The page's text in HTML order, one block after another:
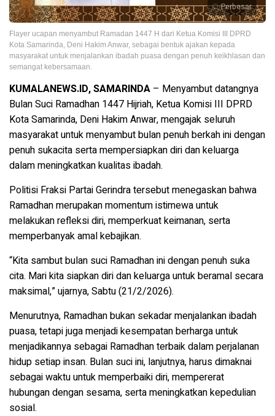
Perbesar
Flayer ucapan menyambut Ramadan 1447 H dari Ketua Komisi III DPRD
Kota Samarinda, Deni Hakim Anwar, sebagai bentuk ajakan kepada
masyarakat untuk menjalankan ibadah puasa dengan penuh keikhlasan dan
semangat kebersamaan.
KUMALANEWS.ID, SAMARINDA – Menyambut datangnya
Bulan Suci Ramadhan 1447 Hijriah, Ketua Komisi III DPRD
Kota Samarinda, Deni Hakim Anwar, mengajak seluruh
masyarakat untuk menyambut bulan penuh berkah ini dengan
penuh sukacita serta mempersiapkan diri dan keluarga
dalam meningkatkan kualitas ibadah.
Politisi Fraksi Partai Gerindra tersebut menegaskan bahwa
Ramadhan merupakan momentum istimewa untuk
melakukan refleksi diri, memperkuat keimanan, serta
memperbanyak amal kebajikan.
“Kita sambut bulan suci Ramadhan ini dengan penuh suka
cita. Mari kita siapkan diri dan keluarga untuk beramal secara
maksimal,” ujarnya, Sabtu (21/2/2026).
Menurutnya, Ramadhan bukan sekadar menjalankan ibadah
puasa, tetapi juga menjadi kesempatan berharga untuk
menjadikannya sebagai Ramadhan terbaik dalam perjalanan
hidup setiap insan. Bulan suci ini, lanjutnya, harus dimaknai
sebagai waktu untuk memperbaiki diri, mempererat
hubungan dengan sesama, serta meningkatkan kepedulian
sosial.